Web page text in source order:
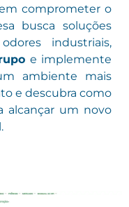
comprometer o
busca soluções
industriais,
e implemente
ambiente mais
e descubra como
alcançar um novo